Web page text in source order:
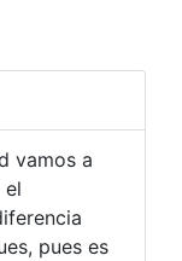
vamos a
el
pues es